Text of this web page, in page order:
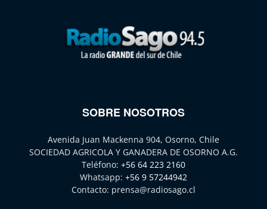
SOBRE NOSOTROS
Avenida Juan Mackenna 904, Osorno, Chile
SOCIEDAD AGRICOLA Y GANADERA DE OSORNO A.G.
Teléfono: +56 64 223 2160
Whatsapp: +56 9 57244942
Contacto: prensa@radiosago.cl